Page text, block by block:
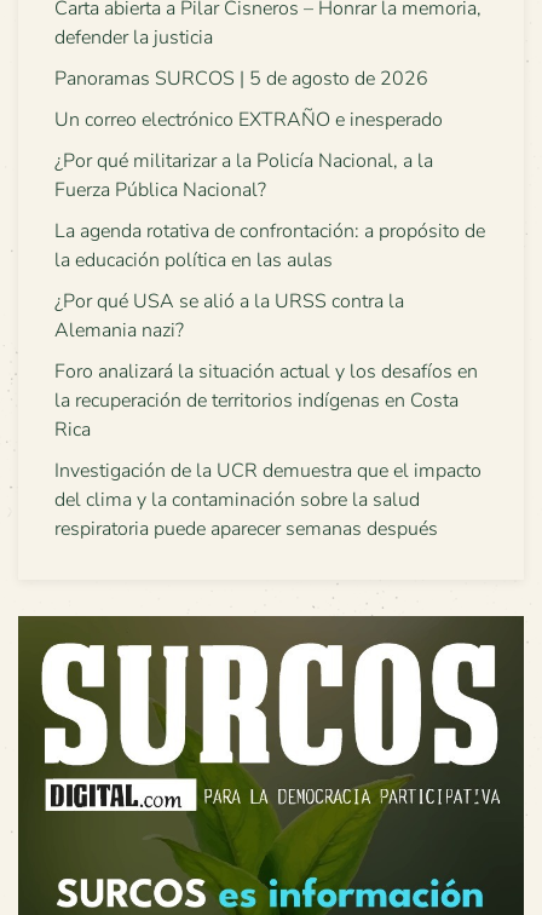
Carta abierta a Pilar Cisneros – Honrar la memoria,
defender la justicia
Panoramas SURCOS | 5 de agosto de 2026
Un correo electrónico EXTRAÑO e inesperado
¿Por qué militarizar a la Policía Nacional, a la
Fuerza Pública Nacional?
La agenda rotativa de confrontación: a propósito de
la educación política en las aulas
¿Por qué USA se alió a la URSS contra la
Alemania nazi?
Foro analizará la situación actual y los desafíos en
la recuperación de territorios indígenas en Costa
Rica
Investigación de la UCR demuestra que el impacto
del clima y la contaminación sobre la salud
respiratoria puede aparecer semanas después